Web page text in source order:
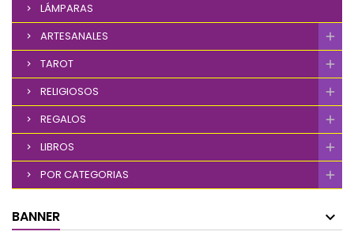
LÁMPARAS
ARTESANALES
TAROT
RELIGIOSOS
REGALOS
LIBROS
POR CATEGORIAS
BANNER